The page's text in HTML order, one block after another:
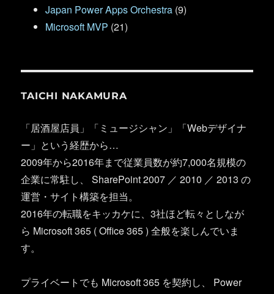
Japan Power Apps Orchestra (9)
Microsoft MVP (21)
TAICHI NAKAMURA
「居酒屋店員」「ミュージシャン」「Webデザイナ
ー」という経歴から…
2009年から2016年まで従業員数が約7,000名規模の
企業に常駐し、 SharePoint 2007 ／ 2010 ／ 2013 の
運営・サイト構築を担当。
2016年の転職をキッカケに、3社ほど転々としなが
ら Microsoft 365 ( Office 365 ) 全般を楽しんでいま
す。
プライベートでも Microsoft 365 を契約し、 Power